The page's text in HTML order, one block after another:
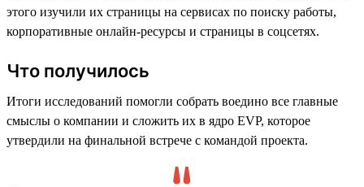
этого изучили их страницы на сервисах по поиску работы,
корпоративные онлайн-ресурсы и страницы в соцсетях.
Что получилось
Итоги исследований помогли собрать воедино все главные
смыслы о компании и сложить их в ядро EVP, которое
утвердили на финальной встрече с командой проекта.